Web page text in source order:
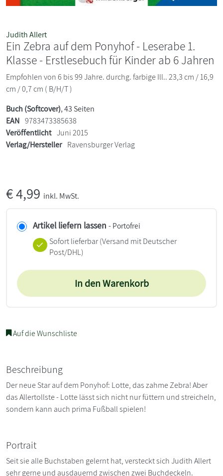
Judith Allert
Ein Zebra auf dem Ponyhof - Leserabe 1.
Klasse - Erstlesebuch für Kinder ab 6 Jahren
Empfohlen von 6 bis 99 Jahre. durchg. farbige Ill.. 23,3 cm / 16,9
cm / 0,7 cm ( B/H/T )
Buch (Softcover), 43 Seiten
EAN 9783473385638
Veröffentlicht Juni 2015
Verlag/Hersteller Ravensburger Verlag
€4,99 inkl. MwSt.
Artikel liefern lassen - Portofrei
Sofort lieferbar(Versand mit Deutscher
Post/DHL)
In den Warenkorb
Auf die Wunschliste
Beschreibung
Der neue Star auf dem Ponyhof: Lotte, das zahme Zebra! Aber
das Allertollste - Lotte lässt sich nicht nur füttern und streicheln,
sondern kann auch prima Fußball spielen!
Portrait
Seit sie alle Buchstaben gelernt hat, versteckt sich Judith Allert
sehr gerne und ausdauernd zwischen zwei Buchdeckeln.